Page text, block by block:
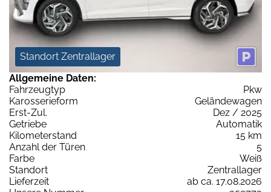
Standort Zentrallager
Allgemeine Daten:
Fahrzeugtyp
Pkw
Karosserieform
Geländewagen
Erst-Zul.
Dez / 2025
Getriebe
Automatik
Kilometerstand
15 km
Anzahl der Türen
5
Farbe
Weiß
Standort
Zentrallager
Lieferzeit
ab ca. 17.08.2026